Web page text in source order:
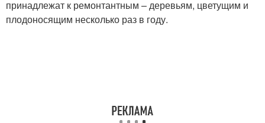
принадлежат к ремонтантным – деревьям, цветущим и
плодоносящим несколько раз в году.